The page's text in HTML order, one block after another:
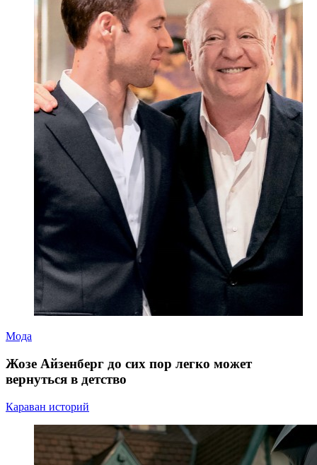
Мода
Жозе Айзенберг до сих пор легко может
вернуться в детство
Караван историй